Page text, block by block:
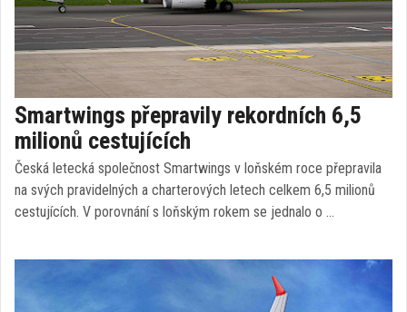
Smartwings přepravily rekordních 6,5
milionů cestujících
Česká letecká společnost Smartwings v loňském roce přepravila
na svých pravidelných a charterových letech celkem 6,5 milionů
cestujících. V porovnání s loňským rokem se jednalo o …